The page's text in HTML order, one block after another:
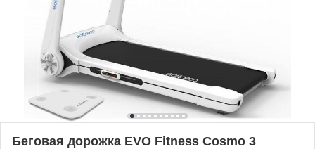
Беговая дорожка EVO Fitness Cosmo 3